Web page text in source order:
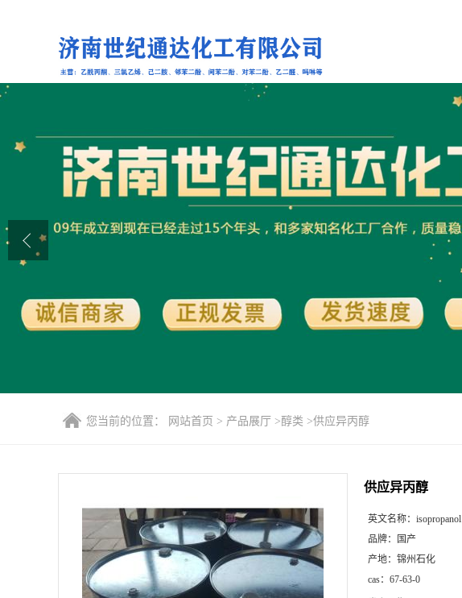
公司首页
产品展厅
联系方式
您当前的位置： 网站首页 > 产品展厅 >醇类 >供应异丙醇
供应异丙醇
英文名称： isopropanol
品牌：
国产
产地： 锦州石化
cas： 67-63-0